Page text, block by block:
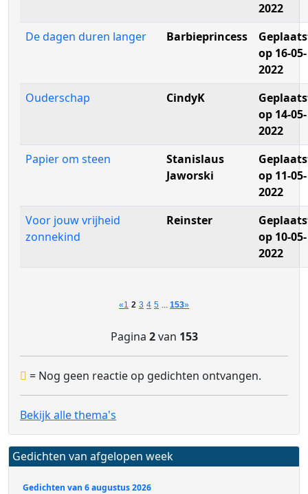
2022
De dagen duren langer
Barbieprincess
op 16-05-
2022
Ouderschap
CindyK
op 14-05-
2022
Papier om steen
Stanislaus
Jaworski
op 11-05-
2022
Voor jouw vrijheid
zonnekind
Reinster
op 10-05-
2022
«1 2 3 4 5 ... 153»
Pagina 2van 153
= Nog geen reactie op gedichten ontvangen.
Bekijk alle thema's
Gedichten van afgelopen week
Gedichten van 6 augustus 2026